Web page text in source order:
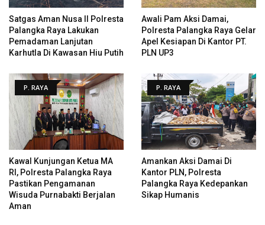
Satgas Aman Nusa II Polresta
Palangka Raya Lakukan
Pemadaman Lanjutan
Karhutla Di Kawasan Hiu Putih
Awali Pam Aksi Damai,
Polresta Palangka Raya Gelar
Apel Kesiapan Di Kantor PT.
PLN UP3
P. RAYA
Kawal Kunjungan Ketua MA
RI, Polresta Palangka Raya
Pastikan Pengamanan
Wisuda Purnabakti Berjalan
Aman
P. RAYA
Amankan Aksi Damai Di
Kantor PLN, Polresta
Palangka Raya Kedepankan
Sikap Humanis